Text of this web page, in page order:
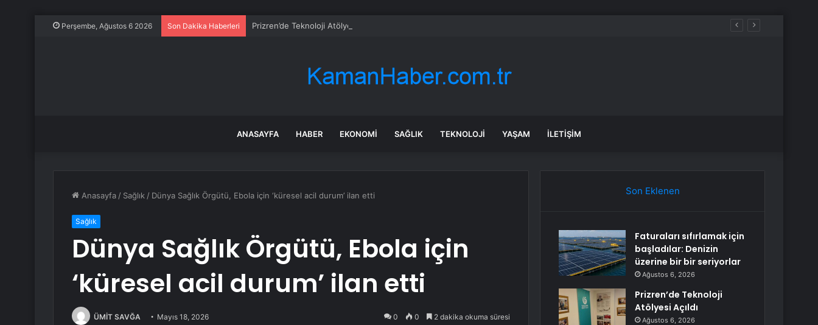
Perşembe, Ağustos 6 2026 Son Dakika Haberleri Prizren’de Teknoloji Atölyesi Açıldı
ANASAYFA HABER EKONOMI SAĞLIK TEKNOLOJI YAŞAM İLETIŞIM
Anasayfa / Sağlık / Dünya Sağlık Örgütü, Ebola için ‘küresel acil durum’ ilan etti
Sağlık
Dünya Sağlık Örgütü, Ebola için
‘küresel acil durum’ ilan etti
ÜMİT SAVĞA Mayıs 18, 2026 0 0 2 dakika okuma süresi
Son Eklenen
Faturaları sıfırlamak için
başladılar: Denizin
üzerine bir bir seriyorlar
Ağustos 6, 2026
Prizren’de Teknoloji
Atölyesi Açıldı
Ağustos 6, 2026